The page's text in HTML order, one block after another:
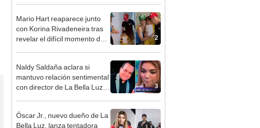
2
Mario Hart reaparece junto
con Korina Rivadeneira tras
revelar el difícil momento de
3
Naldy Saldaña aclara si
mantuvo relación sentimental
con director de La Bella Luz
bajo”
Óscar Jr., nuevo dueño de La
Bella Luz, lanza tentadora